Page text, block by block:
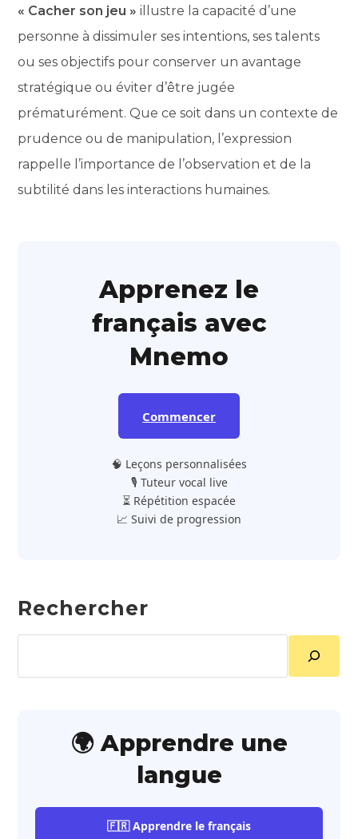
« Cacher son jeu » illustre la capacité d’une
personne à dissimuler ses intentions, ses talents
ou ses objectifs pour conserver un avantage
stratégique ou éviter d’être jugée
prématurément. Que ce soit dans un contexte de
prudence ou de manipulation, l’expression
rappelle l’importance de l’observation et de la
subtilité dans les interactions humaines.
Apprenez le
français avec
Mnemo
Commencer
🧠 Leçons personnalisées
🎙️ Tuteur vocal live
⏳ Répétition espacée
📈 Suivi de progression
Rechercher
🌍 Apprendre une
langue
🇫🇷 Apprendre le français